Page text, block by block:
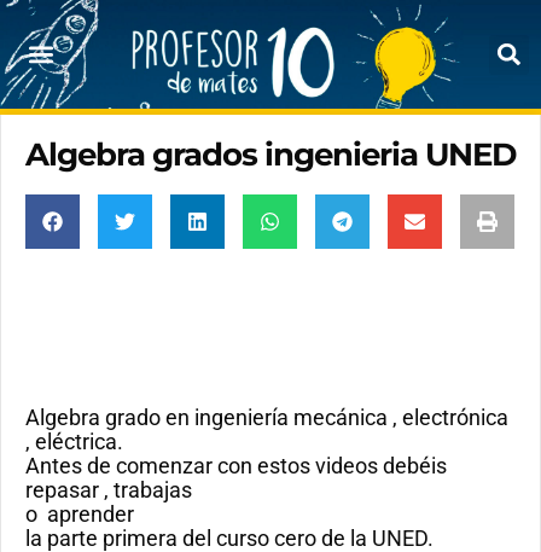
Algebra grados ingenieria UNED
Algebra grado en ingeniería mecánica , electrónica
, eléctrica.
Antes de comenzar con estos videos debéis
repasar , trabajas
o aprender
la parte primera del curso cero de la UNED.